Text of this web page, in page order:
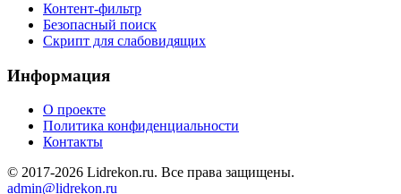
Контент-фильтр
Безопасный поиск
Скрипт для слабовидящих
Информация
О проекте
Политика конфиденциальности
Контакты
© 2017-2026 Lidrekon.ru. Все права защищены.
admin@lidrekon.ru